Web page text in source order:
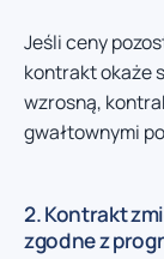
Jeśli ceny
kontrakt okaże
wzrosną,
gwałtownymi
2. Kontrakt
zgodne z